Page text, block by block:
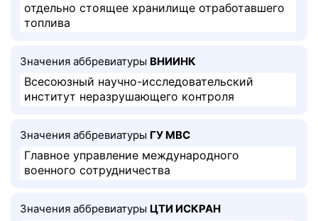
отдельно стоящее хранилище отработавшего
топлива
Значения аббревиатуры ВНИИНК
Всесоюзный научно-исследовательский
институт неразрушающего контроля
Значения аббревиатуры ГУ МВС
Главное управление международного
военного сотрудничества
Значения аббревиатуры ЦТИ ИСКРАН